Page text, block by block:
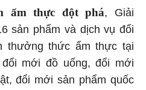
ẩm thực đột phá, Giải
sản phẩm và dịch vụ đổi
thưởng thức ẩm thực tại
mới đồ uống, đổi mới
đổi mới sản phẩm quốc